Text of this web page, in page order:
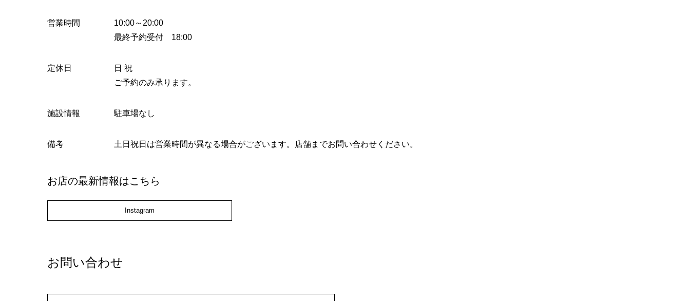
営業時間
10:00～20:00
最終予約受付 18:00
定休日
日 祝
ご予約のみ承ります。
施設情報 駐車場なし
備考 土日祝日は営業時間が異なる場合がございます。店舗までお問い合わせください。
お店の最新情報はこちら
Instagram
お問い合わせ